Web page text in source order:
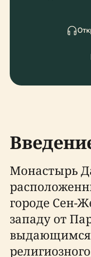
Монастырь
городе Сен-
западу от
выдающимся